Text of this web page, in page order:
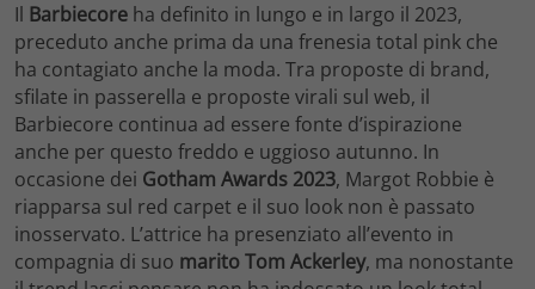
Il Barbiecore ha definito in lungo e in largo il 2023,
preceduto anche prima da una frenesia total pink che
ha contagiato anche la moda. Tra proposte di brand,
sfilate in passerella e proposte virali sul web, il
Barbiecore continua ad essere fonte d’ispirazione
anche per questo freddo e uggioso autunno. In
occasione dei Gotham Awards 2023, Margot Robbie è
riapparsa sul red carpet e il suo look non è passato
inosservato. L’attrice ha presenziato all’evento in
compagnia di suo marito Tom Ackerley, ma nonostante